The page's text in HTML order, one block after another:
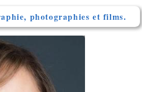
photographies et films.